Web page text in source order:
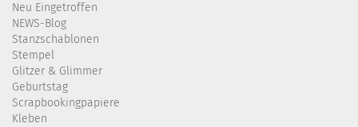
Neu Eingetroffen
NEWS-Blog
Stanzschablonen
Stempel
Glitzer & Glimmer
Geburtstag
Scrapbookingpapiere
Kleben